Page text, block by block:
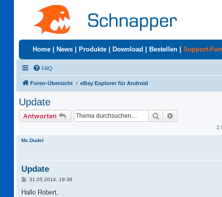
Home News Produkte Download Bestellen Support-
FAQ
Foren-Übersicht eBay Explorer für Android
Update
Antworten Suche
2
Mc.Dudel
Update
B
i
31.05.2014, 19:38
Hallo Robert,